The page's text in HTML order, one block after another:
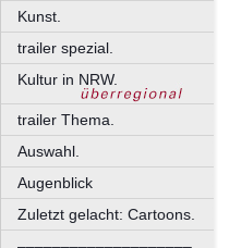
Kunst.
trailer spezial.
Kultur in NRW.
trailer Thema.
Auswahl.
Augenblick
Zuletzt gelacht: Cartoons.